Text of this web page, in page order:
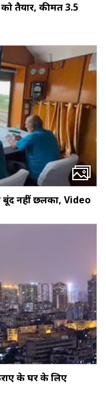
तैयार, कीमत 3.5
बूंद नहीं छलका, Video
के घर के लिए